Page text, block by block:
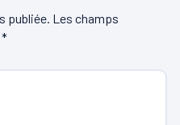
publiée. Les champs
*